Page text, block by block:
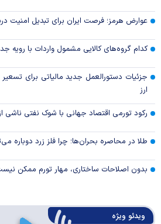
عوارض هرمز؛ فرصت ایران برای تبدیل امنیت
کدام گروه‌های کالایی مشمول واردات با رویه
جزئیات دستورالعمل جدید مالیاتی برای تسعیر
ارز
رکود تورمی اقتصاد جهانی با شوک نفتی ناشی
طلا در محاصره بحران‌ها؛ چرا فلز زرد دوباره
بدون اصلاحات ساختاری، مهار تورم ممکن
ویدئو ویژه